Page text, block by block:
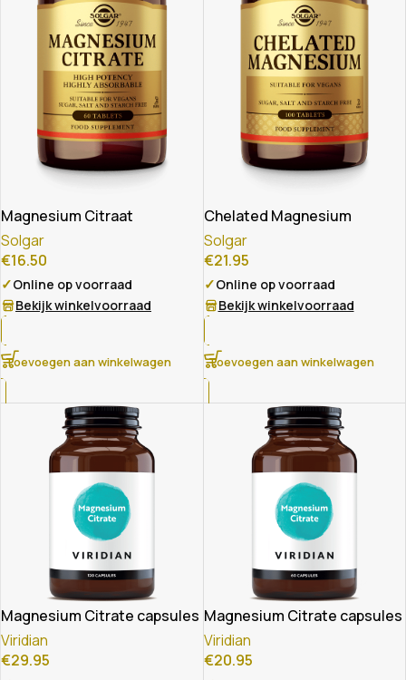
Magnesium Citraat
Solgar
€16.50
✓Online op voorraad
Bekijk winkelvoorraad
Toevoegen aan winkelwagen
Chelated Magnesium
Solgar
€21.95
✓Online op voorraad
Bekijk winkelvoorraad
Toevoegen aan winkelwagen
Magnesium Citrate capsules
Viridian
€29.95
Magnesium Citrate capsules
Viridian
€20.95